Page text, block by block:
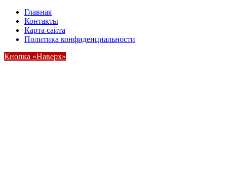
Главная
Контакты
Карта сайта
Политика конфиденциальности
Кнопка «Наверх»